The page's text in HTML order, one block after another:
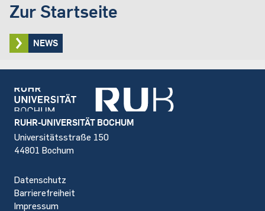
Zur Startseite
NEWS
Footer
RUHR-UNIVERSITÄT BOCHUM
Universitätsstraße 150
44801 Bochum
Datenschutz
Barrierefreiheit
Impressum